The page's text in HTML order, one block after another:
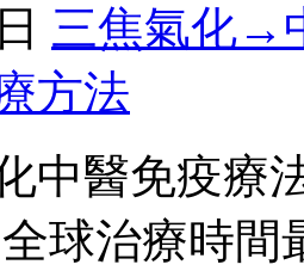
三焦氣化→
方法
中醫免疫療
球治療時間